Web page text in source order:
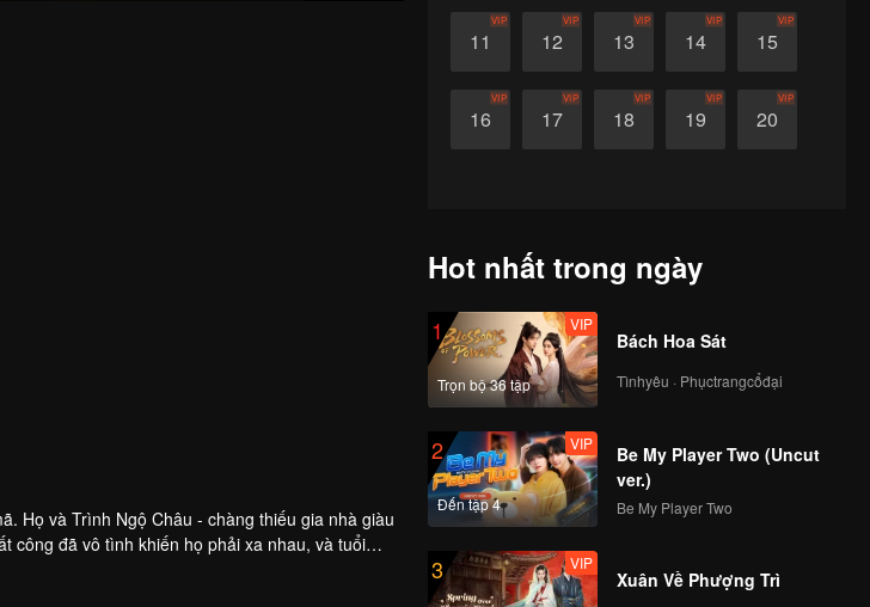
11
VIP
12
VIP
13
VIP
14
VIP
15
VIP
16
VIP
17
VIP
18
VIP
19
VIP
20
VIP
Họ và Trình Ngộ Châu - chàng thiếu gia nhà giàu
công đã vô tình khiến họ phải xa nhau, và tuổi
kìm nén bấy lâu nay bùng cháy lên dữ dội, câu
Hot nhất trong ngày
1
Trọn bộ 36 tập
VIP
Bách Hoa Sát
Tìnhyêu · Phụctrangcổđại
2
Đến tập 4
VIP
Be My Player Two (Uncut
ver.)
Be My Player Two
3 VIP
Xuân Về Phượng Trì